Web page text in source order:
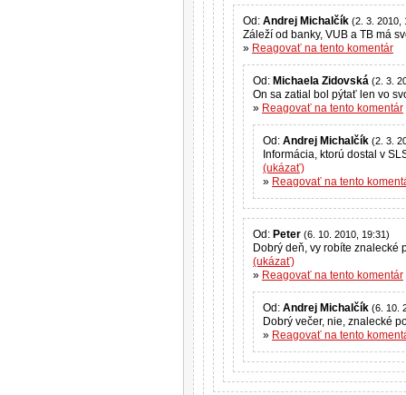
Od: Andrej Michalčík (2. 3. 2010,
Záleží od banky, VUB a TB má
» Reagovať na tento komentár
Od: Michaela Zidovská (2. 3.
On sa zatial bol pýtať len vo
» Reagovať na tento komentár
Od: Andrej Michalčík (2. 3.
Informácia, ktorú dostal v
(ukázať)
» Reagovať na tento
Od: Peter (6. 10. 2010, 19:31)
(ukázať)
» Reagovať na tento komentár
Od: Andrej Michalčík (6. 10.
Dobrý večer, nie,
» Reagovať na tento